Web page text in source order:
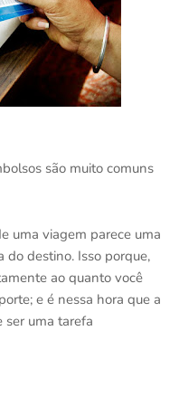
são muito comuns
uma viagem parece uma
do destino. Isso porque,
ao quanto você
e é nessa hora que a
ser uma tarefa